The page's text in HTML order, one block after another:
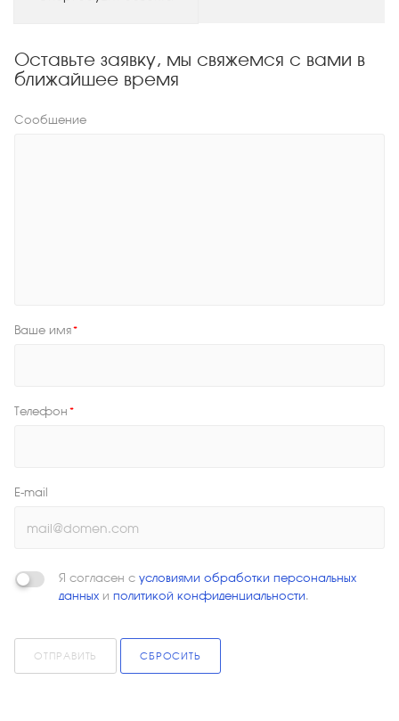
Оставьте заявку, мы свяжемся с вами в
ближайшее время
Сообщение
Ваше имя*
Телефон *
E-mail
Я согласен с условиями обработки персональных
данных и политикой конфиденциальности.
ОТПРАВИТЬ СБРОСИТЬ